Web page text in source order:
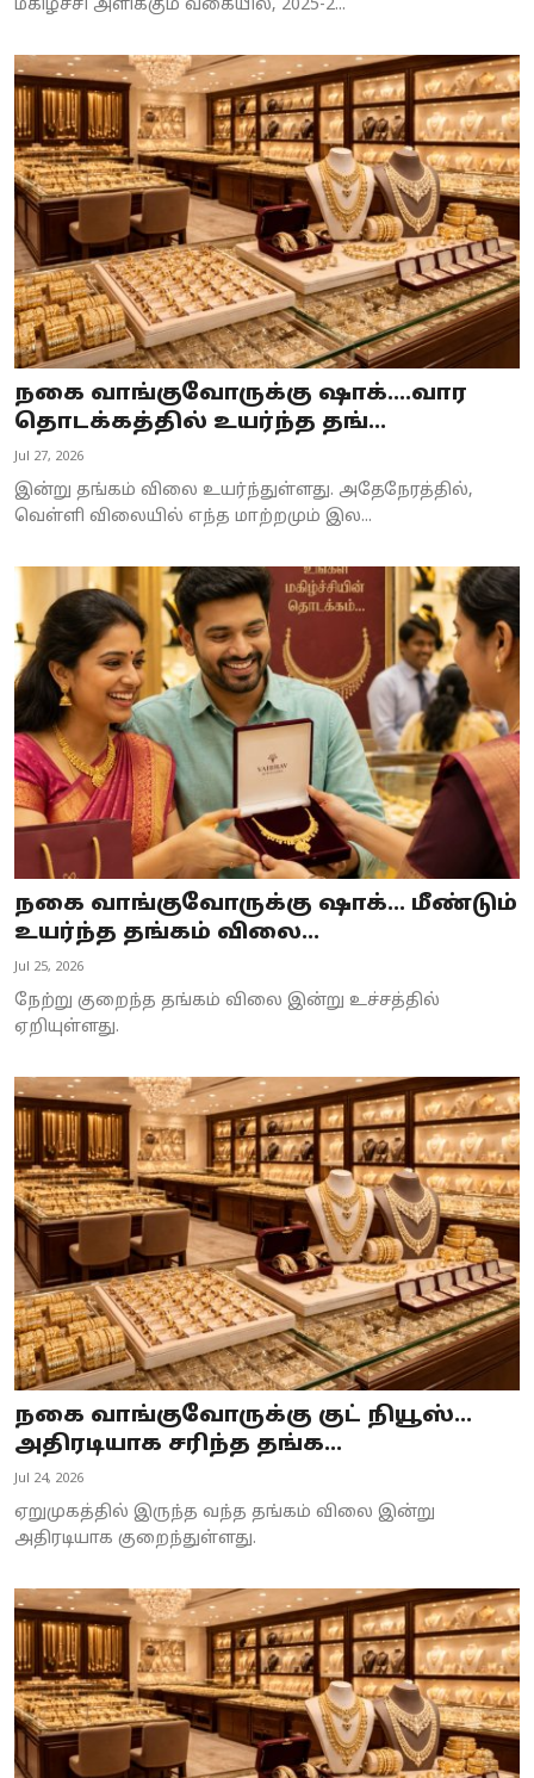
மகிழ்ச்சி அளிக்கும் வகையில், 2025-2...
நகை வாங்குவோருக்கு ஷாக்....வார
தொடக்கத்தில் உயர்ந்த தங்...
Jul 27, 2026
இன்று தங்கம் விலை உயர்ந்துள்ளது. அதேநேரத்தில்,
வெள்ளி விலையில் எந்த மாற்றமும் இல...
நகை வாங்குவோருக்கு ஷாக்... மீண்டும்
உயர்ந்த தங்கம் விலை...
Jul 25, 2026
நேற்று குறைந்த தங்கம் விலை இன்று உச்சத்தில்
ஏறியுள்ளது.
நகை வாங்குவோருக்கு குட் நியூஸ்...
அதிரடியாக சரிந்த தங்க...
Jul 24, 2026
ஏறுமுகத்தில் இருந்த வந்த தங்கம் விலை இன்று
அதிரடியாக குறைந்துள்ளது.